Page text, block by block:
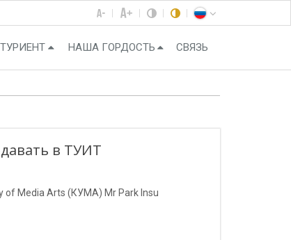
НАША ГОРДОСТЬ СВЯЗЬ
в ТУИТ
of Media Arts (КУМА) Mr Park Insu